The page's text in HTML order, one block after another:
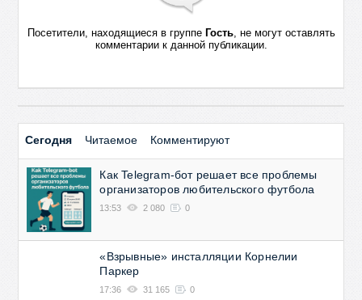
Посетители, находящиеся в группе Гость, не могут оставлять
комментарии к данной публикации.
Сегодня Читаемое Комментируют
Как Telegram-бот решает все проблемы
организаторов любительского футбола
13:53 2 080 0
«Взрывные» инсталляции Корнелии
Паркер
17:36 31 165 0